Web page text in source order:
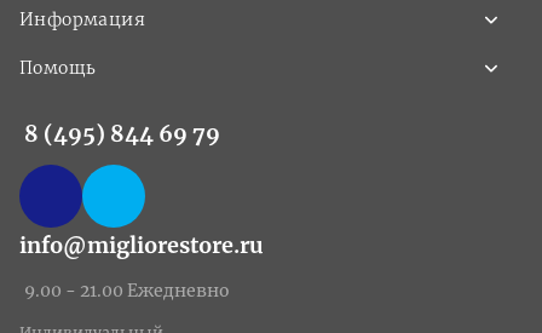
Информация
Помощь
8 (495) 844 69 79
info@migliorestore.ru
9.00 - 21.00 Ежедневно